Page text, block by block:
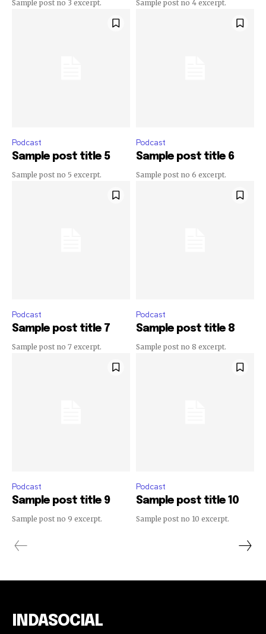
Para suscribirse, simplemente ingrese su dirección de correo
Sample post no 3 excerpt. Sample post no 4 excerpt.
Podcast
Sample post title 5
Sample post no 5 excerpt.
Podcast
Sample post title 6
Sample post no 6 excerpt.
Podcast
Sample post title 7
Sample post no 7 excerpt.
Podcast
Sample post title 8
Sample post no 8 excerpt.
Podcast
Sample post title 9
Sample post no 9 excerpt.
Podcast
Sample post title 10
Sample post no 10 excerpt.
INDASOCIAL